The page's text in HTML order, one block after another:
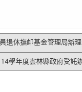
退休撫卹基金管理局辦
學年度雲林縣政府受託